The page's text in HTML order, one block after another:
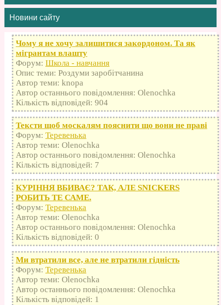
Новини сайту
Чому я не хочу залишитися закордоном. Та як
мігрантам влашту
Форум: Школа - навчання
Опис теми: Роздуми заробітчанина
Автор теми: knopa
Автор останнього повідомлення: Olenochka
Кількість відповідей: 904
Тексти щоб москалям пояснити що вони не праві
Форум: Теревенька
Автор теми: Olenochka
Автор останнього повідомлення: Olenochka
Кількість відповідей: 7
КУРІННЯ ВБИВАЄ? ТАК, АЛЕ SNICKERS
РОБИТЬ ТЕ САМЕ.
Форум: Теревенька
Автор теми: Olenochka
Автор останнього повідомлення: Olenochka
Кількість відповідей: 0
Ми втратили все, але не втратили гідність
Форум: Теревенька
Автор теми: Olenochka
Автор останнього повідомлення: Olenochka
Кількість відповідей: 1